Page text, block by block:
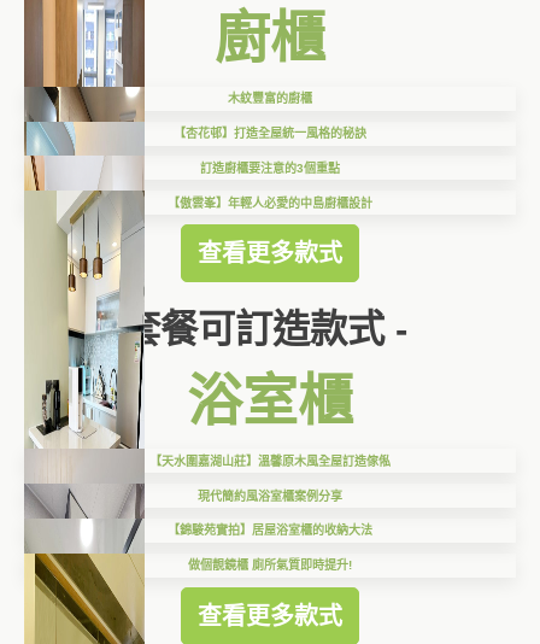
廚櫃
木紋豐富的廚櫃
【杏花邨】打造全屋統一風格的秘訣
訂造廚櫃要注意的3個重點
【傲雲峯】年輕人必愛的中島廚櫃設計
查看更多款式
套餐可訂造款式 -
浴室櫃
【天水圍嘉湖山莊】溫馨原木風全屋訂造傢俬
現代簡約風浴室櫃案例分享
【錦駿苑實拍】居屋浴室櫃的收納大法
做個靚鏡櫃 廁所氣質即時提升!
查看更多款式